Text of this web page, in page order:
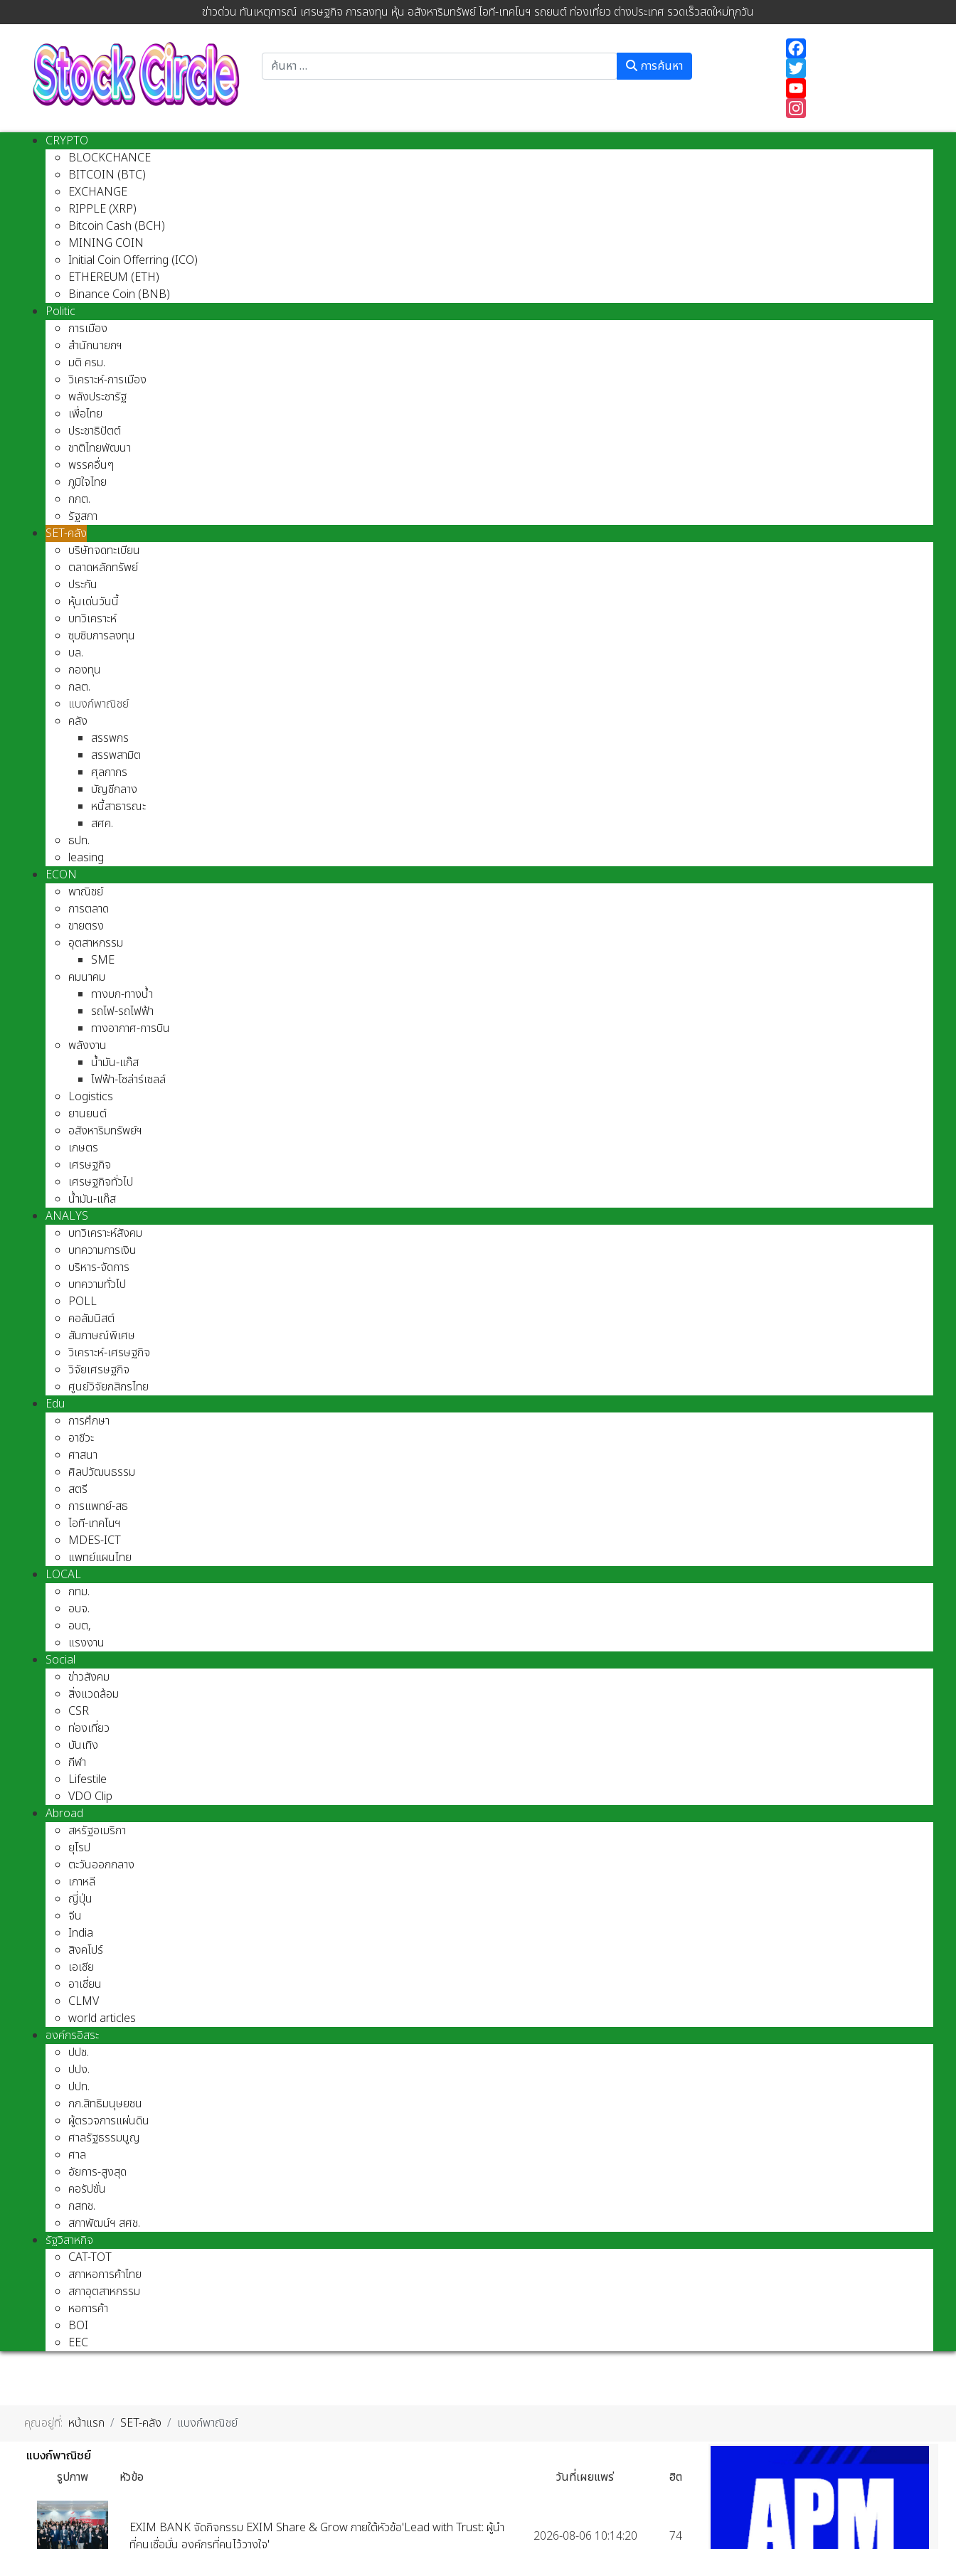
ข่าวด่วน ทันเหตุการณ์ เศรษฐกิจ การลงทุน หุ้น อสังหาริมทรัพย์ ไอที-เทคโนฯ รถยนต์ ท่องเที่ยว ต่างประเทศ รวดเร็วสดใหม่ทุกวัน
การค้นหา
Instagram
CRYPTO
BLOCKCHANCE
BITCOIN (BTC)
EXCHANGE
RIPPLE (XRP)
Bitcoin Cash (BCH)
MINING COIN
Initial Coin Offerring (ICO)
ETHEREUM (ETH)
Binance Coin (BNB)
Politic
การเมือง
สำนักนายกฯ
มติ ครม.
วิเคราะห์-การเมือง
พลังประชารัฐ
เพื่อไทย
ประชาธิปัตต์
ชาติไทยพัฒนา
พรรคอื่นๆ
ภูมิใจไทย
กกต.
รัฐสภา
SET-คลัง
บริษัทจดทะเบียน
ตลาดหลักทรัพย์
ประกัน
หุ้นเด่นวันนี้
บทวิเคราะห์
ซุบซิบการลงทุน
บล.
กองทุน
กลต.
แบงก์พาณิชย์
คลัง
สรรพกร
สรรพสามิต
ศุลกากร
บัญชีกลาง
หนี้สาธารณะ
สศค.
ธปท.
leasing
ECON
พาณิชย์
การตลาด
ขายตรง
อุตสาหกรรม
SME
คมนาคม
ทางบก-ทางน้ำ
รถไฟ-รถไฟฟ้า
ทางอากาศ-การบิน
พลังงาน
น้ำมัน-แก๊ส
ไฟฟ้า-โซล่าร์เซลล์
Logistics
ยานยนต์
อสังหาริมทรัพย์ฯ
เกษตร
เศรษฐกิจ
เศรษฐกิจทั่วไป
น้ำมัน-แก๊ส
ANALYS
บทวิเคราะห์สังคม
บทความการเงิน
บริหาร-จัดการ
บทความทั่วไป
POLL
คอลัมนิสต์
สัมภาษณ์พิเศษ
วิเคราะห์-เศรษฐกิจ
วิจัยเศรษฐกิจ
ศูนย์วิจัยกสิกรไทย
Edu
การศึกษา
อาชีวะ
ศาสนา
ศิลปวัฒนธรรม
สตรี
การแพทย์-สธ
ไอที-เทคโนฯ
MDES-ICT
แพทย์แผนไทย
LOCAL
กทม.
อบจ.
อบต,
แรงงาน
Social
ข่าวสังคม
สิ่งแวดล้อม
CSR
ท่องเที่ยว
บันเทิง
กีฬา
Lifestile
VDO Clip
Abroad
สหรัฐอเมริกา
ยุโรป
ตะวันออกกลาง
เกาหลี
ญี่ปุ่น
จีน
India
สิงคโปร์
เอเชีย
อาเชี่ยน
CLMV
world articles
องค์กรอิสระ
ปปช.
ปปง.
ปปท.
กก.สิทธิมนุษยชน
ผู้ตรวจการแผ่นดิน
ศาลรัฐธรรมนูญ
ศาล
อัยการ-สูงสุด
คอรัปชั่น
กสทช.
สภาพัฒน์ฯ สศช.
รัฐวิสาหกิจ
CAT-TOT
สภาหอการค้าไทย
สภาอุตสาหกรรม
หอการค้า
BOI
EEC
คุณอยู่ที่: หน้าแรก SET-คลัง
แบงก์พาณิชย์
แบงก์พาณิชย์
รูปภาพ
หัวข้อ วันที่เผยแพร่ ฮิต
EXIM BANK จัดกิจกรรม EXIM Share & Grow ภายใต้หัวข้อ'Lead with Trust: ผู้นำ
ที่คนเชื่อมั่น องค์กรที่คนไว้วางใจ'
2026-08-06 10:14:20 74